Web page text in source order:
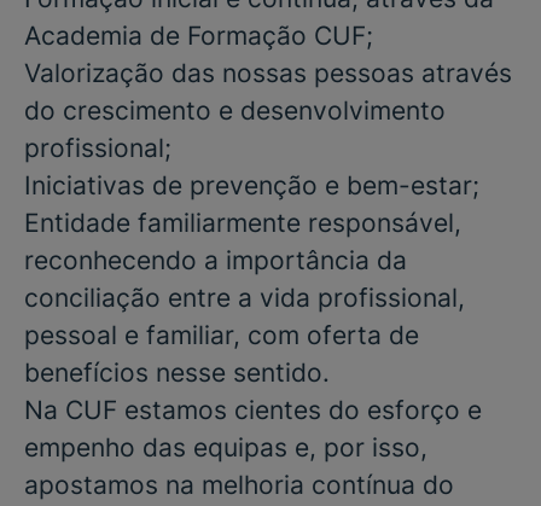
Academia de Formação CUF;
Valorização das nossas pessoas através
do crescimento e desenvolvimento
profissional;
Iniciativas de prevenção e bem-estar;
Entidade familiarmente responsável,
reconhecendo a importância da
conciliação entre a vida profissional,
pessoal e familiar, com oferta de
benefícios nesse sentido.
Na CUF estamos cientes do esforço e
empenho das equipas e, por isso,
apostamos na melhoria contínua do